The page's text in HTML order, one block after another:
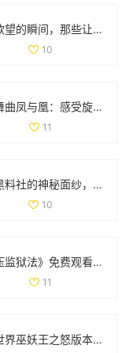
恋上欲望的瞬间，那些让人心跳加速的吻戏大盘点
10
梦幻舞曲凤与凰：感受旋律中的古典与现代交融
11
揭开黑料社的神秘面纱，探讨其背后的真相与影响
10
《高压监狱法》免费观看，揭示法律与人性的深刻较量
11
魔兽世界巫妖王之怒版本最受欢迎职业全面分析与推荐